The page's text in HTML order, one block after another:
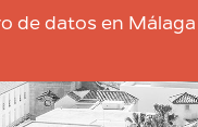
de datos en Málaga